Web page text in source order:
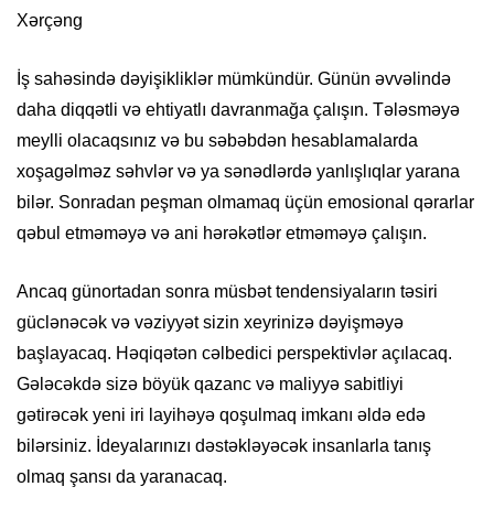
Xərçəng
İş sahəsində dəyişikliklər mümkündür. Günün əvvəlində
daha diqqətli və ehtiyatlı davranmağa çalışın. Tələsməyə
meylli olacaqsınız və bu səbəbdən hesablamalarda
xoşagəlməz səhvlər və ya sənədlərdə yanlışlıqlar yarana
bilər. Sonradan peşman olmamaq üçün emosional qərarlar
qəbul etməməyə və ani hərəkətlər etməməyə çalışın.
Ancaq günortadan sonra müsbət tendensiyaların təsiri
güclənəcək və vəziyyət sizin xeyrinizə dəyişməyə
başlayacaq. Həqiqətən cəlbedici perspektivlər açılacaq.
Gələcəkdə sizə böyük qazanc və maliyyə sabitliyi
gətirəcək yeni iri layihəyə qoşulmaq imkanı əldə edə
bilərsiniz. İdeyalarınızı dəstəkləyəcək insanlarla tanış
olmaq şansı da yaranacaq.